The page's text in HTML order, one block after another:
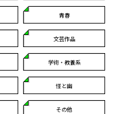
青春
文芸作品
学術・教養系
怪と幽
その他